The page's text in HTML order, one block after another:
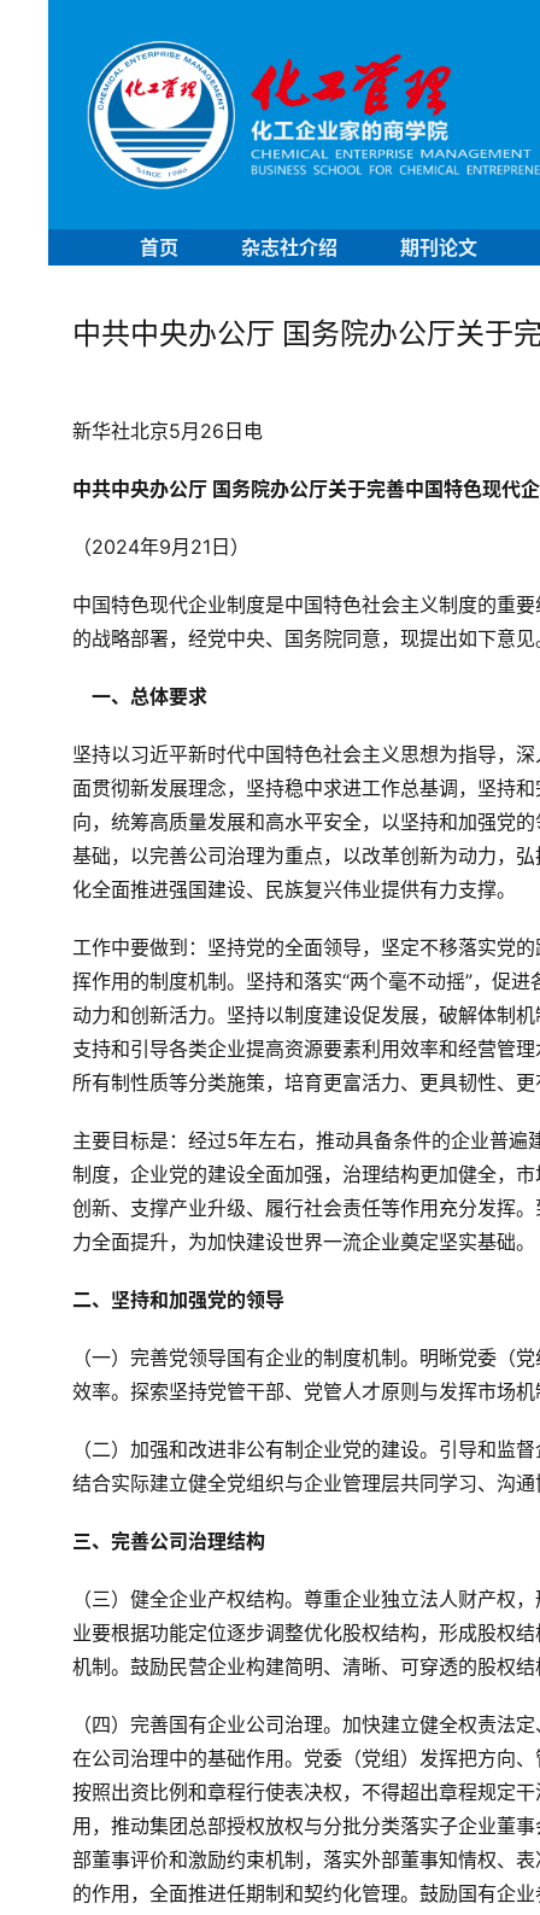
首页 杂志社介绍 期刊论文
中共中央办公厅 国务院办公厅关于
新华社北京5月26日电
中共中央办公厅 国务院办公厅关于完善中国特色现代
（2024年9月21日）
中国特色现代企业制度是中国特色社会主义制度的重
的战略部署，经党中央、国务院同意，现提出如下意见
一、总体要求
坚持以习近平新时代中国特色社会主义思想为指导，
面贯彻新发展理念，坚持稳中求进工作总基调，坚持
向，统筹高质量发展和高水平安全，以坚持和加强党
基础，以完善公司治理为重点，以改革创新为动力，
化全面推进强国建设、民族复兴伟业提供有力支撑。
工作中要做到：坚持党的全面领导，坚定不移落实党
挥作用的制度机制。坚持和落实“两个毫不动摇”，促
动力和创新活力。坚持以制度建设促发展，破解体制
支持和引导各类企业提高资源要素利用效率和经营管
所有制性质等分类施策，培育更富活力、更具韧性、
主要目标是：经过5年左右，推动具备条件的企业普
制度，企业党的建设全面加强，治理结构更加健全，
创新、支撑产业升级、履行社会责任等作用充分发挥
力全面提升，为加快建设世界一流企业奠定坚实基础。
二、坚持和加强党的领导
（一）完善党领导国有企业的制度机制。明晰党委（
效率。探索坚持党管干部、党管人才原则与发挥市场
（二）加强和改进非公有制企业党的建设。引导和监
结合实际建立健全党组织与企业管理层共同学习、沟
三、完善公司治理结构
（三）健全企业产权结构。尊重企业独立法人财产权
业要根据功能定位逐步调整优化股权结构，形成股权
机制。鼓励民营企业构建简明、清晰、可穿透的股权结
（四）完善国有企业公司治理。加快建立健全权责法
在公司治理中的基础作用。党委（党组）发挥把方向
按照出资比例和章程行使表决权，不得超出章程规定
用，推动集团总部授权放权与分批分类落实子企业董
部董事评价和激励约束机制，落实外部董事知情权、
的作用，全面推进任期制和契约化管理。鼓励国有企